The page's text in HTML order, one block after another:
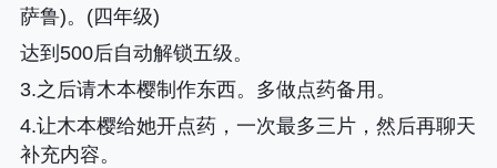
萨鲁)。(四年级)
达到500后自动解锁五级。
3.之后请木本樱制作东西。多做点药备用。
4.让木本樱给她开点药，一次最多三片，然后再聊天
补充内容。